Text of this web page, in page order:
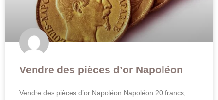
Vendre des pièces d’or Napoléon
Vendre des pièces d’or Napoléon Napoléon 20 francs,